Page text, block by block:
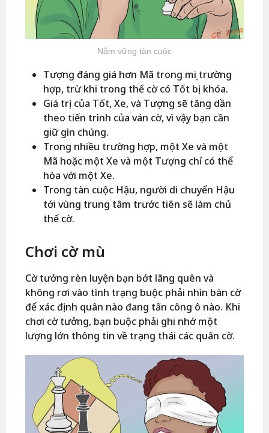
Nắm vững tàn cuộc
Tượng đáng giá hơn Mã trong mọi trường
hợp, trừ khi trong thế cờ có Tốt bị khóa.
Giá trị của Tốt, Xe, và Tượng sẽ tăng dần
theo tiến trình của ván cờ, vì vậy bạn cần
giữ gìn chúng.
Trong nhiều trường hợp, một Xe và một
Mã hoặc một Xe và một Tượng chỉ có thể
hòa với một Xe.
Trong tàn cuộc Hậu, người di chuyển Hậu
tới vùng trung tâm trước tiên sẽ làm chủ
thế cờ.
Chơi cờ mù
Cờ tưởng rèn luyện bạn bớt lãng quên và
không rơi vào tình trạng buộc phải nhìn bàn cờ
để xác định quân nào đang tấn công ô nào. Khi
chơi cờ tưởng, bạn buộc phải ghi nhớ một
lượng lớn thông tin về trạng thái các quân cờ.